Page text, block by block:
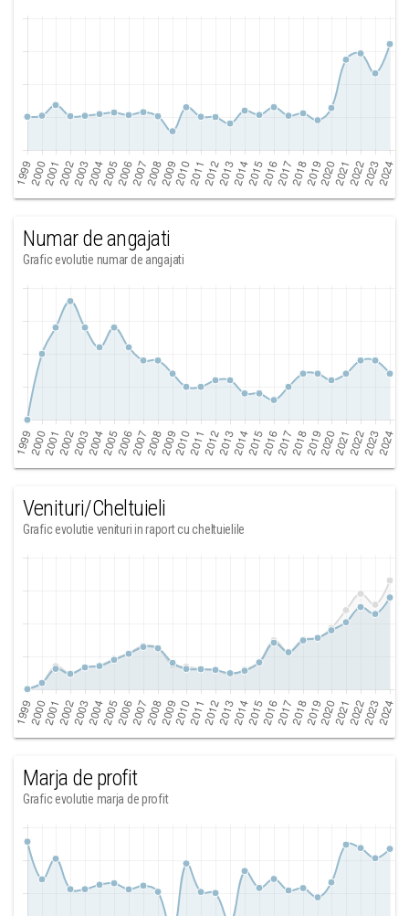
Numar de angajati
Grafic evolutie numar de angajati
Venituri/Cheltuieli
Grafic evolutie venituri in raport cu cheltuielile
Marja de profit
Grafic evolutie marja de profit